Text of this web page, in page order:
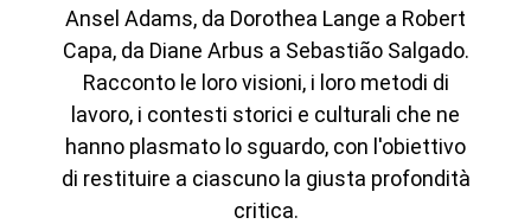
Ansel Adams, da Dorothea Lange a Robert
Capa, da Diane Arbus a Sebastião Salgado.
Racconto le loro visioni, i loro metodi di
lavoro, i contesti storici e culturali che ne
hanno plasmato lo sguardo, con l'obiettivo
di restituire a ciascuno la giusta profondità
critica.